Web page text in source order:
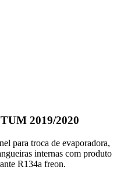
2019/2020
para troca de evaporadora,
internas com produto
R134a freon.